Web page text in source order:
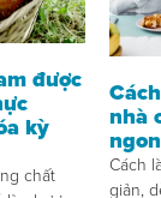
được
kỳ
chất
nhà
Cách
giản,